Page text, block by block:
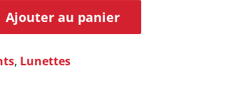
Ajouter au panier
, Lunettes